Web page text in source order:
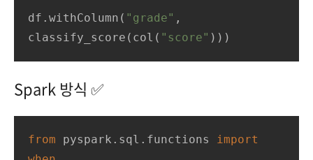
df.withColumn( "grade" ,
classify_score(col( "score" )))
Spark 방식 ✅
from pyspark.sql.functions import